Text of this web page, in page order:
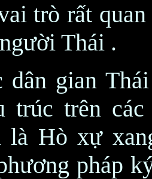
trò rất
Thái .
dân gian
trúc trên
là Hò xự
pháp